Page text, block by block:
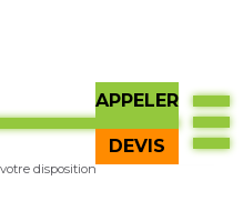
APPELER
DEVIS
BÊTA
disposition